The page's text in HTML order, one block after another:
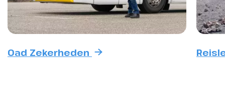
Oad Zekerheden